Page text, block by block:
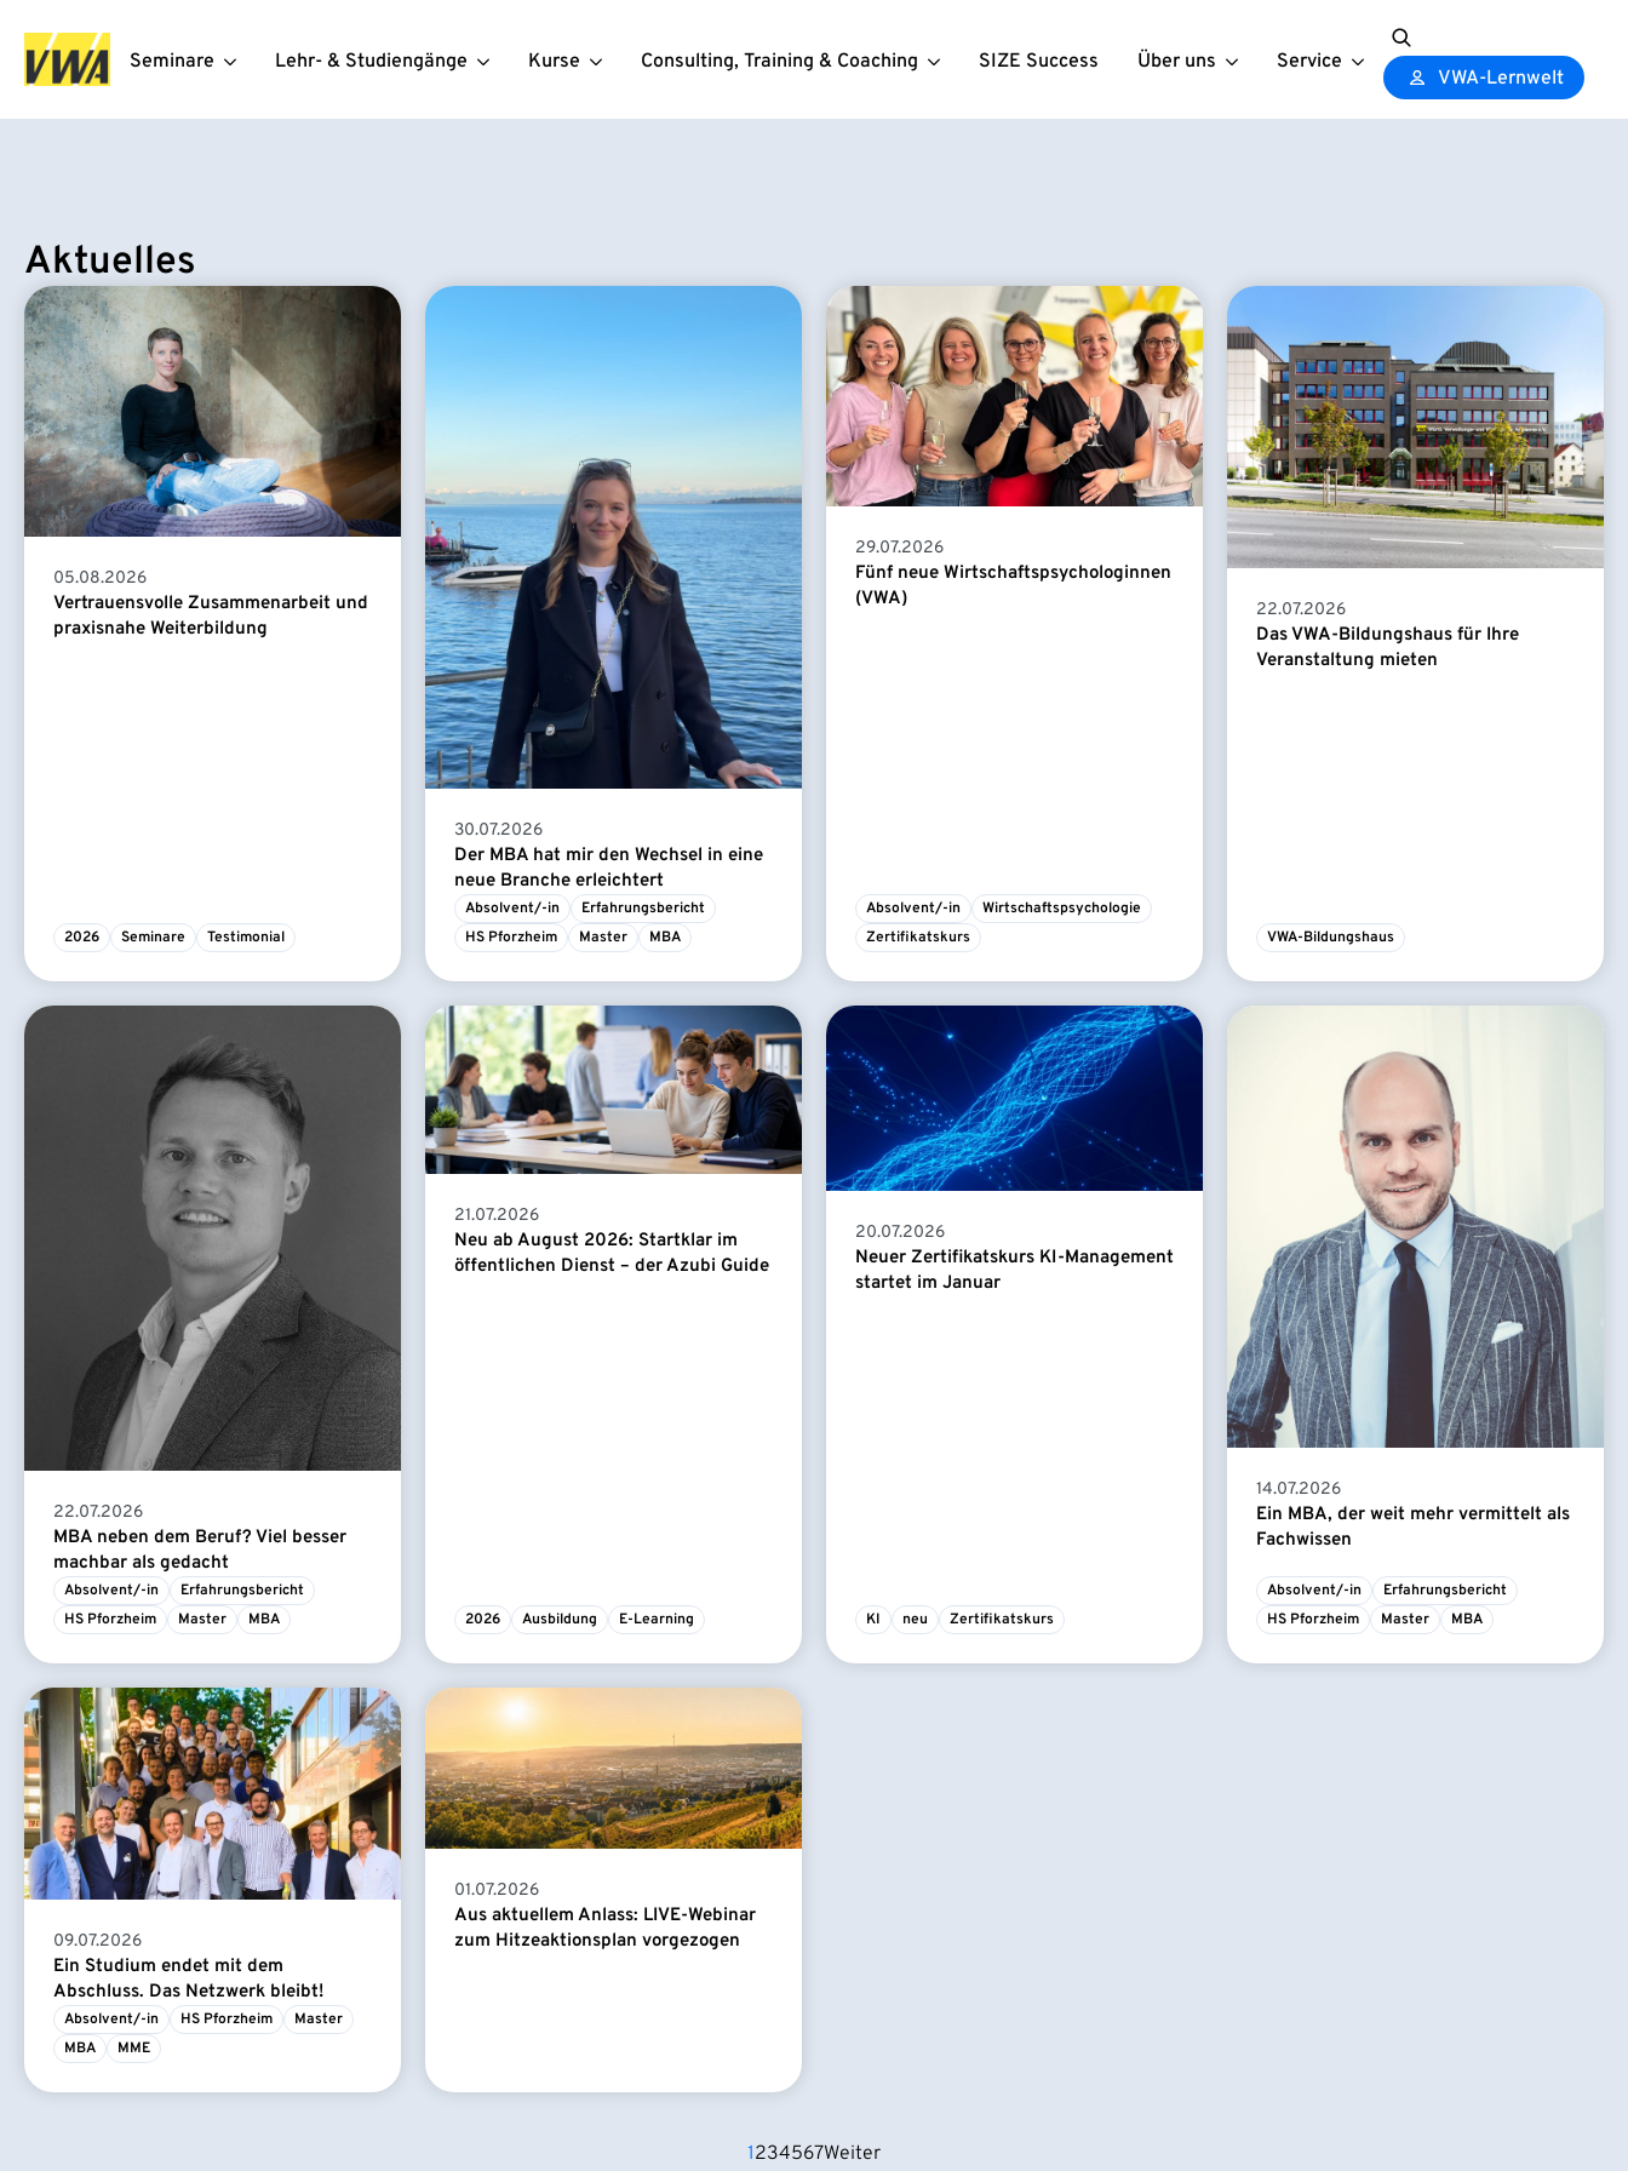
Seminare Lehr- & Studiengänge Kurse Consulting, Training & Coaching SIZE Success Über uns Service
Search
for:
VWA-Lernwelt
Aktuelles
05.08.2026
Vertrauensvolle Zusammenarbeit und
praxisnahe Weiterbildung
2026 Seminare Testimonial
30.07.2026
Der MBA hat mir den Wechsel in eine
neue Branche erleichtert
Absolvent/-in
Erfahrungsbericht
HS Pforzheim
Master MBA
29.07.2026
Fünf neue Wirtschaftspsychologinnen
(VWA)
Absolvent/-in
Wirtschaftspsychologie
Zertifikatskurs
22.07.2026
Das VWA-Bildungshaus für Ihre
Veranstaltung mieten
VWA-Bildungshaus
22.07.2026
MBA neben dem Beruf? Viel besser
machbar als gedacht
Absolvent/-in
Erfahrungsbericht
HS Pforzheim
Master MBA
21.07.2026
Neu ab August 2026: Startklar im
öffentlichen Dienst – der Azubi Guide
2026 Ausbildung E-Learning
20.07.2026
Neuer Zertifikatskurs KI-Management
startet im Januar
KI neu Zertifikatskurs
14.07.2026
Ein MBA, der weit mehr vermittelt als
Fachwissen
Absolvent/-in
Erfahrungsbericht
HS Pforzheim
Master MBA
09.07.2026
Ein Studium endet mit dem
Abschluss. Das Netzwerk bleibt!
Absolvent/-in HS Pforzheim
Master
MBA
MME
01.07.2026
Aus aktuellem Anlass: LIVE-Webinar
zum Hitzeaktionsplan vorgezogen
1234567Weiter